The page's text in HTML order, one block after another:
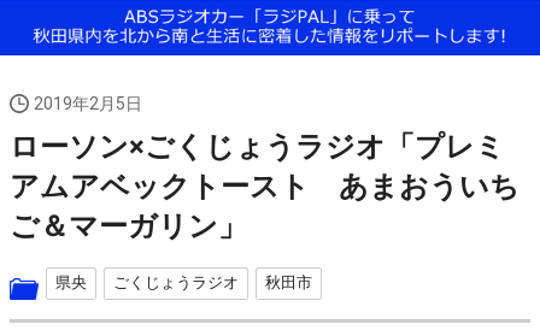
2019年2月5日
ローソン×ごくじょうラジオ「プレミ
アムアベックトースト あまおういち
ご＆マーガリン」
県央 ごくじょうラジオ 秋田市